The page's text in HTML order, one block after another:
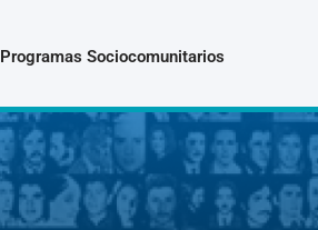
Programas Sociocomunitarios